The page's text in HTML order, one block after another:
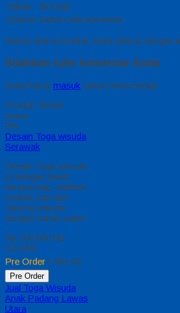
Dilihat
653 kali
Diskusi Belum ada komentar
Belum ada komentar, buka diskusi dengan
Silahkan tulis komentar Anda
Anda harus masuk untuk berkomentar.
Produk Terkait
Diskon
Desain Toga wisuda
Serawak
Desain Toga wisuda
ini dengan paket